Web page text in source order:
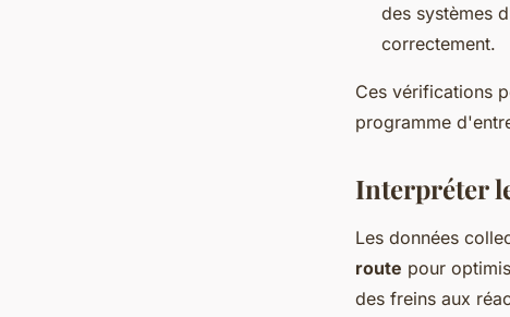
des systèmes
correctement.
Ces vérifications
programme
Interpréter
Les données
route pour
des freins aux